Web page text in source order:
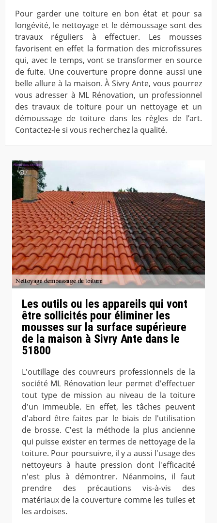
Pour garder une toiture en bon état et pour sa
longévité, le nettoyage et le démoussage sont des
travaux réguliers à effectuer. Les mousses
favorisent en effet la formation des microfissures
qui, avec le temps, vont se transformer en source
de fuite. Une couverture propre donne aussi une
belle allure à la maison. À Sivry Ante, vous pourrez
vous adresser à ML Rénovation, un professionnel
des travaux de toiture pour un nettoyage et un
démoussage de toiture dans les règles de l’art.
Contactez-le si vous recherchez la qualité.
Les outils ou les appareils qui vont
être sollicités pour éliminer les
mousses sur la surface supérieure
de la maison à Sivry Ante dans le
51800
L'outillage des couvreurs professionnels de la
société ML Rénovation leur permet d'effectuer
tout type de mission au niveau de la toiture
d'un immeuble. En effet, les tâches peuvent
d'abord être faites par le biais de l'utilisation
de brosse. C'est la méthode la plus ancienne
qui puisse exister en termes de nettoyage de la
toiture. Pour poursuivre, il y a aussi l'usage des
nettoyeurs à haute pression dont l'efficacité
n'est plus à démontrer. Néanmoins, il faut
prendre des précautions vis-à-vis des
matériaux de la couverture comme les tuiles et
les ardoises.